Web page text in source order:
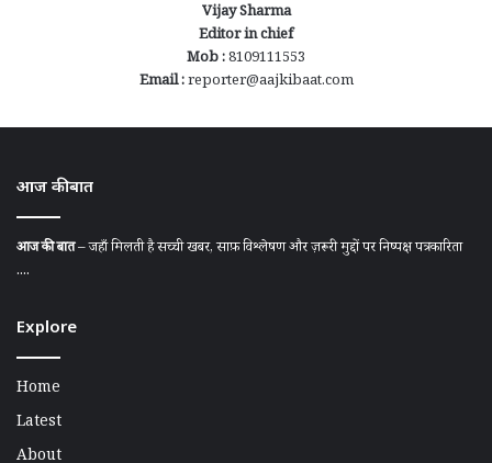
Vijay Sharma
Editor in chief
Mob :8109111553
Email :reporter@aajkibaat.com
आज की बात
आज की बात– जहाँ मिलती है सच्ची खबर, साफ़ विश्लेषण और ज़रूरी मुद्दों पर निष्पक्ष पत्रकारिता
....
Explore
Home
Latest
About